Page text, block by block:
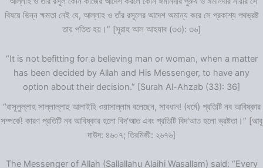
বিষয়ে ভিন্ন ক্ষমতা নেই যে, আল্লাহ ও তাঁর রসূলের আদেশ অমান্য করে সে প্রকাশ্য পথভ্রষ্ট
তায় পতিত হয়।” [সূরাহ আল আহযাব (৩৩): ৩৬]
“It is not befitting for a believing man or woman, when a matter
has been decided by Allah and His Messenger, to have any
option about their decision.” [Surah Al-Ahzab (33): 36]
“রাসূলুল্লাহ সাল্লাল্লাহু আলাইহি ওয়াসাল্লাম বলেছেন, সাবধান! (ধর্মে) প্রতিটি নব আবিষ্কার
সম্পর্কে! কারণ প্রতিটি নব আবিষ্কার হলো বিদ‘আত এবং প্রতিটি বিদ‘আত হলো ভ্রষ্টতা।” [আবূ
দাউদ: ৪৬০৭; তিরমিজী: ২৬৭৬]
The Messenger of Allah (Sallallahu Alaihi Wasallam) said: “Every